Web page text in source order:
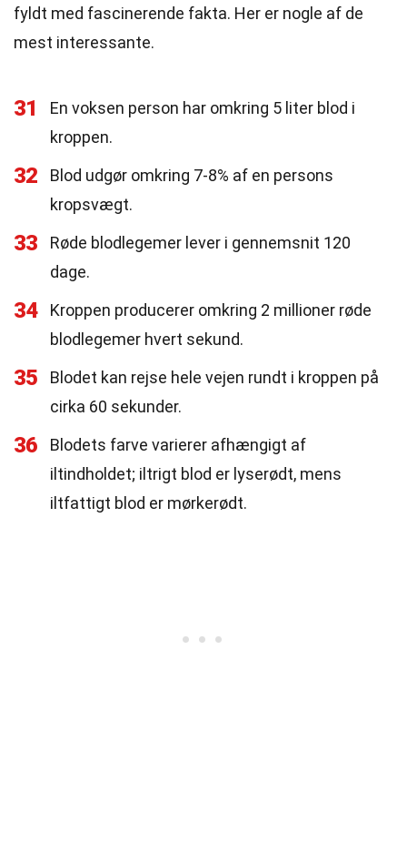
fyldt med fascinerende fakta. Her er nogle af de
mest interessante.
31
En voksen person har omkring 5 liter blod i
kroppen.
32
Blod udgør omkring 7-8% af en persons
kropsvægt.
33
Røde blodlegemer lever i gennemsnit 120
dage.
34
Kroppen producerer omkring 2 millioner røde
blodlegemer hvert sekund.
35
Blodet kan rejse hele vejen rundt i kroppen på
cirka 60 sekunder.
36
Blodets farve varierer afhængigt af
iltindholdet; iltrigt blod er lyserødt, mens
iltfattigt blod er mørkerødt.